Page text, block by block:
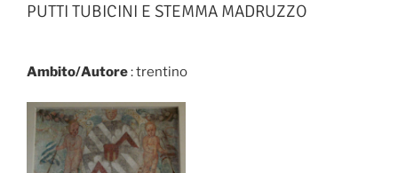
PUTTI TUBICINI E STEMMA MADRUZZO
Ambito/Autore: trentino